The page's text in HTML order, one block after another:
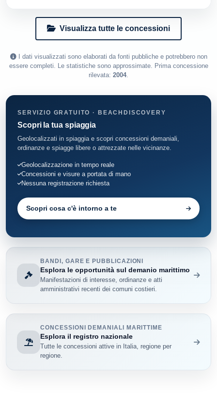
Visualizza tutte le concessioni
I dati visualizzati sono elaborati da fonti pubbliche e potrebbero non
essere completi. Le statistiche sono approssimate. Prima concessione
rilevata: 2004.
SERVIZIO GRATUITO · BEACHDISCOVERY
Scopri la tua spiaggia
Geolocalizzati in spiaggia e scopri concessioni demaniali,
ordinanze e spiagge libere o attrezzate nelle vicinanze.
Geolocalizzazione in tempo reale
Concessioni e visure a portata di mano
Nessuna registrazione richiesta
Scopri cosa c'è intorno a te
BANDI, GARE E PUBBLICAZIONI
Esplora le opportunità sul demanio marittimo
Manifestazioni di interesse, ordinanze e atti
amministrativi recenti dei comuni costieri.
CONCESSIONI DEMANIALI MARITTIME
Esplora il registro nazionale
Tutte le concessioni attive in Italia, regione per
regione.